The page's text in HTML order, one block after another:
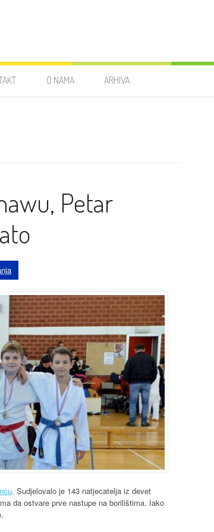
O NAMA ARHIVA
Petar
. Sudjelovalo je 143 natjecatelja iz devet
da ostvare prve nastupe na borilištima. Iako